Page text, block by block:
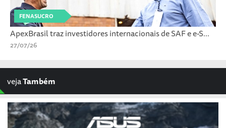
FENASUCRO
ApexBrasil traz investidores internacionais de SAF e e-S...
27/07/26
vejaTambém